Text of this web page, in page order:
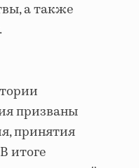
а также
призваны
принятия
итоге